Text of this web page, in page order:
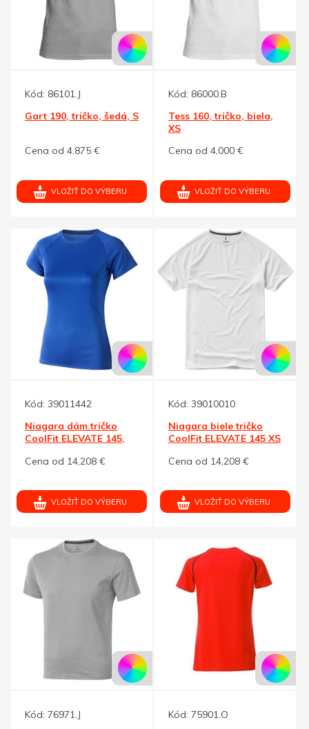
Kód: 86101.J
Gart 190, tričko, šedá, S
Cena od 4,875 €
VLOŽIŤ DO VÝBERU
Kód: 86000.B
Tess 160, tričko, biela,
XS
Cena od 4,000 €
VLOŽIŤ DO VÝBERU
Kód: 39011442
Niagara dám.tričko
CoolFit ELEVATE 145,
Cena od 14,208 €
VLOŽIŤ DO VÝBERU
Kód: 39010010
Niagara biele tričko
CoolFit ELEVATE 145 XS
Cena od 14,208 €
VLOŽIŤ DO VÝBERU
Kód: 76971.J
Kód: 75901.O